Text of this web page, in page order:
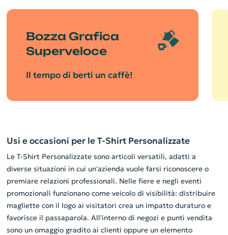
Bozza Grafica
Superveloce
Il tempo di berti un caffè!
Usi e occasioni per le T-Shirt Personalizzate
Le T-Shirt Personalizzate sono articoli versatili, adatti a
diverse situazioni in cui un'azienda vuole farsi riconoscere o
premiare relazioni professionali. Nelle fiere e negli eventi
promozionali funzionano come veicolo di visibilità: distribuire
magliette con il logo ai visitatori crea un impatto duraturo e
favorisce il passaparola. All'interno di negozi e punti vendita
sono un omaggio gradito ai clienti oppure un elemento